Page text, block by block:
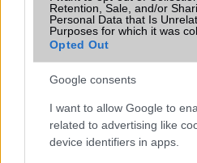
Retention, Sale, and/or
Personal Data that Is
Purposes for which it was
Opted Out
Google consents
I want to allow Google to
related to advertising like
device identifiers in apps.
Az Edge Panel az egyik
jelentősen felgyorsítja a
miközben a Pixel telefonokból
KAPCSOLÓDÓ HÍREK